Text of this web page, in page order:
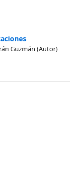
Guzmán (Autor)